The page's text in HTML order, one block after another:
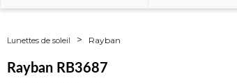
Lunettes de soleil Rayban
Rayban RB3687